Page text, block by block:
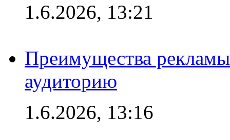
1.6.2026, 13:21
Преимущества
аудиторию
1.6.2026, 13:16